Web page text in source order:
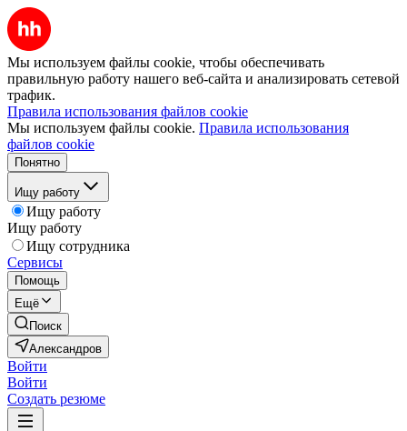
Мы используем файлы cookie, чтобы обеспечивать
правильную работу нашего веб-сайта и анализировать сетевой
трафик.
Правила использования файлов cookie
Мы используем файлы cookie. Правила использования
файлов cookie
Понятно
Ищу работу
Ищу работу
Ищу работу
Ищу сотрудника
Сервисы
Помощь
Ещё
Поиск
Александров
Войти
Войти
Создать резюме